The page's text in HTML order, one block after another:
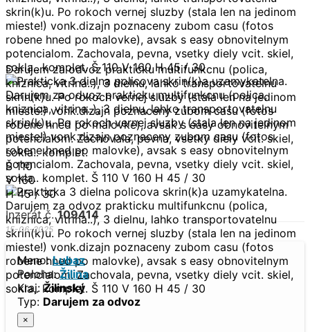
Darujem za odvoz prakticku multifunkcnu (polica,
kniznica, vitrina..), 3 dielnu, lahko transportovatelnu
skrin(k)u. Po rokoch vernej sluzby (stala len na jedinom
mieste!) vonk.dizajn poznaceny zubom casu (fotos
robene hned po malovke), avsak s easy obnovitelnym
potencialom. Zachovala, pevna, vsetky diely vcit. skiel,
sokla.. komplet.
Š 110
V 160
H 45 / 30
Inzerát č.109414
15-06-2025
Meno:Lubaz
Poloha:Žilina
Kraj:Žilinský
Typ: Darujem za odvoz
×